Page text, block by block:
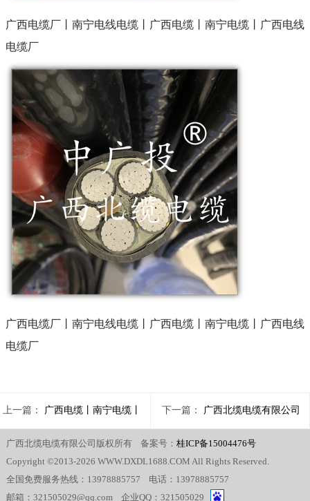
广西电缆厂丨南宁电线电缆丨广西电缆丨南宁电缆丨广西电线
电缆厂
广西电缆厂丨南宁电线电缆丨广西电缆丨南宁电缆丨广西电线
电缆厂
上一篇： 广西电缆丨南宁电缆丨
电线电缆厂丨高压电缆
下一篇： 广西北缆电缆有限公司
介绍-电线电缆基本知识
广西北缆电缆有限公司版权所有 备案号： 桂ICP备15004476号
Copyright ©2013-2026 WWW.DXDL1688.COM All Rights Reserved.
全国免费服务热线：13978885757 电话：13978885757
邮箱：321505029@qq.com 企业QQ：321505029